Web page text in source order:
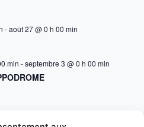
-août 27 @ 0 h 00 min
min -septembre 3 @ 0 h 00 min